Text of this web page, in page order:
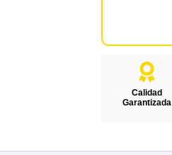
Calidad
Garantizada